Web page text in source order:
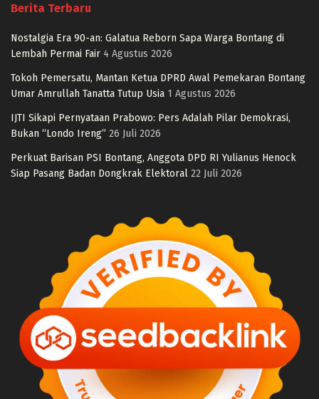
Berita Terbaru
Nostalgia Era 90-an: Galatua Reborn Sapa Warga Bontang di
Lembah Permai Fair 4 Agustus 2026
Tokoh Pemersatu, Mantan Ketua DPRD Awal Pemekaran Bontang
Umar Amrullah Tanatta Tutup Usia 1 Agustus 2026
IJTI Sikapi Pernyataan Prabowo: Pers Adalah Pilar Demokrasi,
Bukan “Londo Ireng” 26 Juli 2026
Perkuat Barisan PSI Bontang, Anggota DPD RI Yulianus Henock
Siap Pasang Badan Dongkrak Elektoral 22 Juli 2026